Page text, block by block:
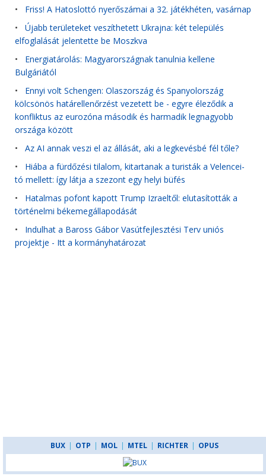
• Friss! A Hatoslottó nyerőszámai a 32. játékhéten, vasárnap
• Újabb területeket veszíthetett Ukrajna: két település
elfoglalását jelentette be Moszkva
• Energiatárolás: Magyarországnak tanulnia kellene
Bulgáriától
• Ennyi volt Schengen: Olaszország és Spanyolország
kölcsönös határellenőrzést vezetett be - egyre éleződik a
konfliktus az eurozóna második és harmadik legnagyobb
országa között
• Az AI annak veszi el az állását, aki a legkevésbé fél tőle?
• Hiába a fürdőzési tilalom, kitartanak a turisták a Velencei-
tó mellett: így látja a szezont egy helyi büfés
• Hatalmas pofont kapott Trump Izraeltől: elutasították a
történelmi békemegállapodását
• Indulhat a Baross Gábor Vasútfejlesztési Terv uniós
projektje - Itt a kormányhatározat
BUX | OTP | MOL | MTEL | RICHTER | OPUS